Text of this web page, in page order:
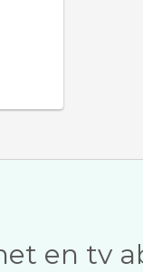
en tv